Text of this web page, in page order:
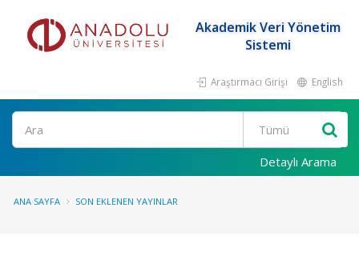
Akademik Veri Yönetim
Sistemi
Araştırmacı Girişi English
Ara
Detaylı Arama
ANA SAYFA SON EKLENEN YAYINLAR